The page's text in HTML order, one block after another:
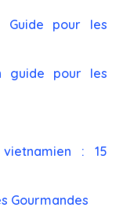
Guide pour les
guide pour les
: 15
Gourmandes